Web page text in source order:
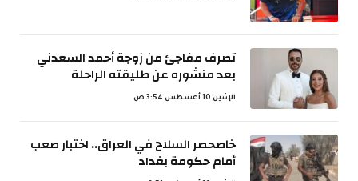
تصرف مفاجئ من زوجة أحمد السعدني
بعد منشوره عن طليقته الراحلة
الإثنين 10 أغسطس 3:54 ص
خاصحصر السلاح في العراق.. اختبار صعب
أمام حكومة بغداد